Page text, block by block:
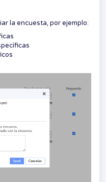
la encuesta, por ejemplo: